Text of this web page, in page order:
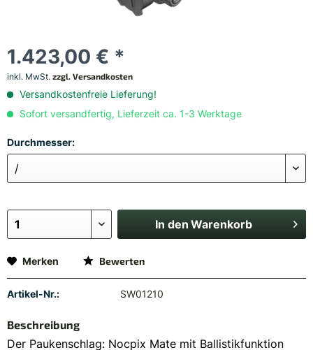
1.423,00 € *
inkl. MwSt. zzgl. Versandkosten
Versandkostenfreie Lieferung!
Sofort versandfertig, Lieferzeit ca. 1-3 Werktage
Durchmesser:
In den Warenkorb
Merken Bewerten
Artikel-Nr.: SW01210
Beschreibung
Der Paukenschlag: Nocpix Mate mit Ballistikfunktion